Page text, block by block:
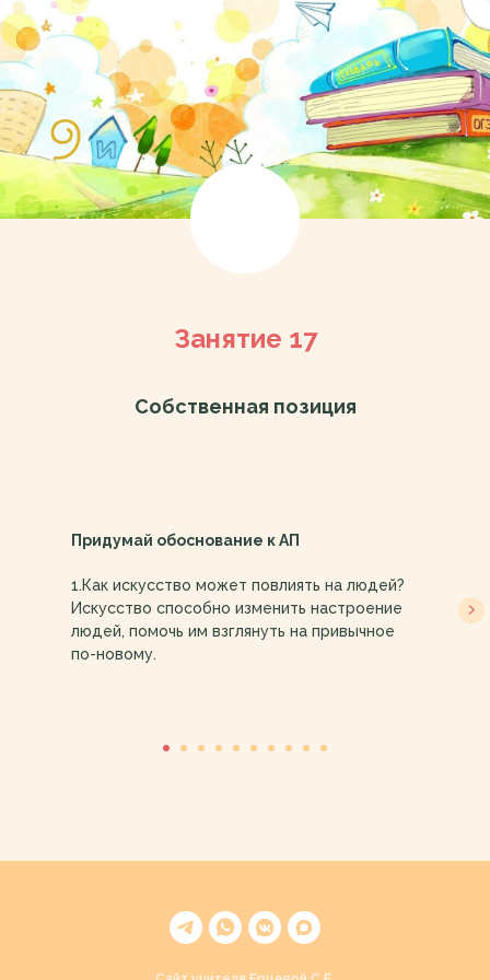
Занятие 17
Собственная позиция
Придумай обоснование к АП
​​1.Как искусство может повлиять на людей?
Искусство способно изменить настроение
людей, помочь им взглянуть на привычное
по-новому.